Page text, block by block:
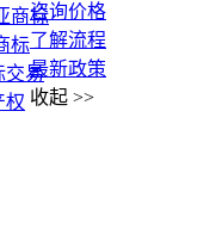
咨询价格
了解流程
最新政策
收起 >>
商标
标
交易
权